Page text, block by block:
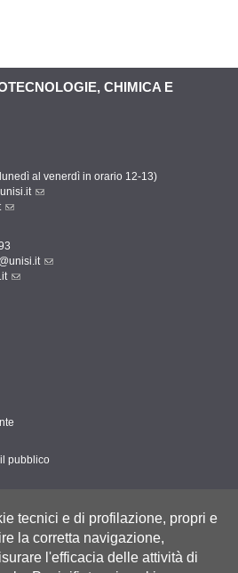
CHIMICA E
al venerdì in orario 12-13)
pubblico
tecnici e di profilazione, propri e
la corretta navigazione,
l'efficacia delle attività di